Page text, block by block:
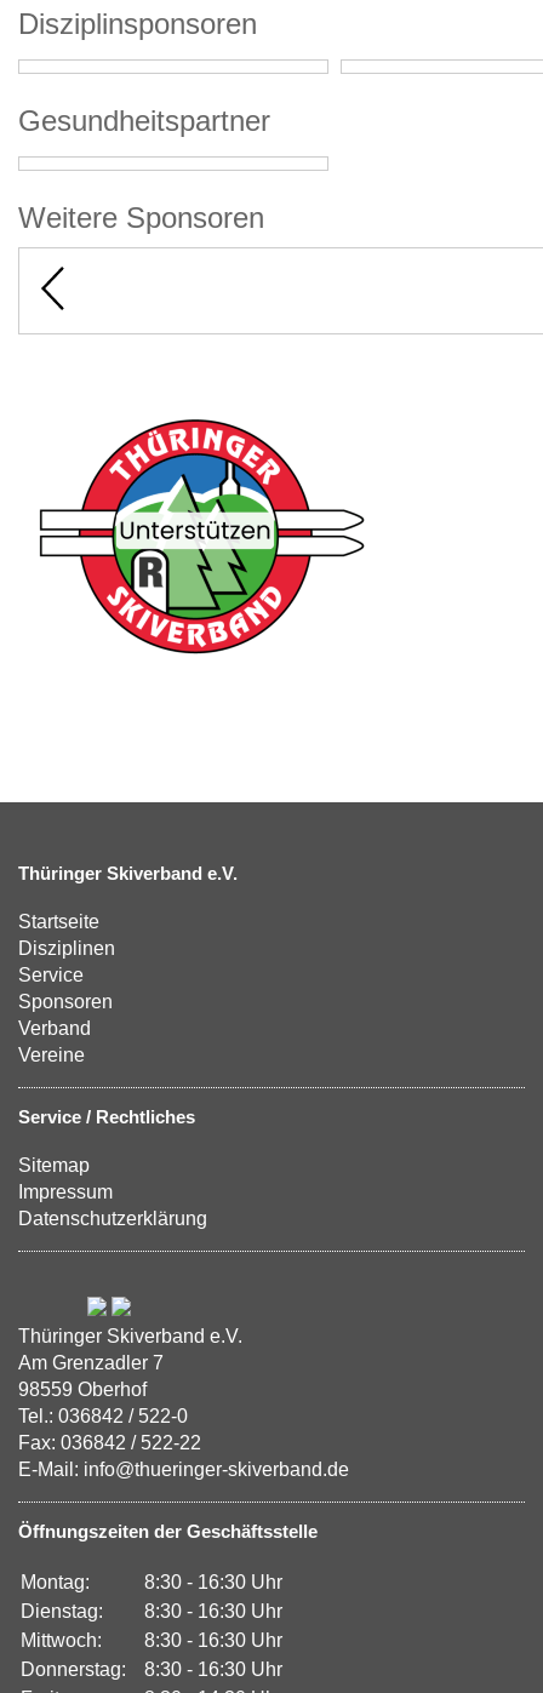
Disziplinsponsoren
Gesundheitspartner
Weitere Sponsoren
Thüringer Skiverband e.V.
Startseite
Disziplinen
Service
Sponsoren
Verband
Vereine
Service / Rechtliches
Sitemap
Impressum
Datenschutzerklärung
Thüringer Skiverband e.V.
Am Grenzadler 7
98559 Oberhof
Tel.: 036842 / 522-0
Fax: 036842 / 522-22
E-Mail: info@thueringer-skiverband.de
Öffnungszeiten der Geschäftsstelle
Montag:
8:30 - 16:30 Uhr
Dienstag:
8:30 - 16:30 Uhr
Mittwoch:
8:30 - 16:30 Uhr
Donnerstag:
8:30 - 16:30 Uhr